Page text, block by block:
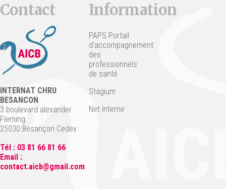
Contact
INTERNAT CHRU
BESANCON
3 boulevard alexander
Fleming
25030 Besançon Cedex
Tél : 03 81 66 81 66
Email :
contact.aicb@gmail.com
Information
PAPS Portail
d’accompagnement
des
professionnels
de santé
Stagium
Net Interne